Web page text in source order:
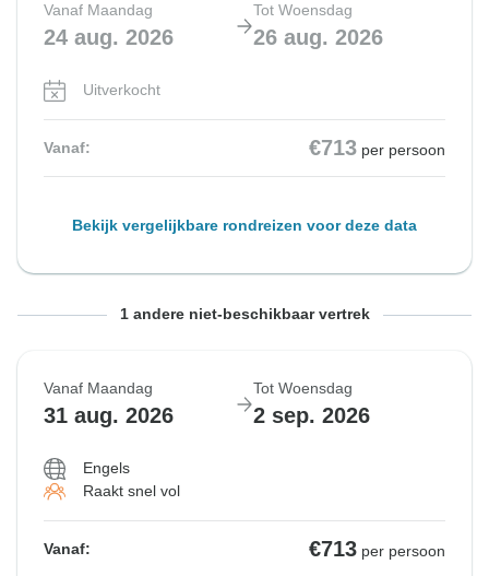
Vanaf Maandag
24 aug. 2026
Tot Woensdag
26 aug. 2026
Uitverkocht
Vanaf: €713 per persoon
Bekijk vergelijkbare rondreizen voor deze data
Vanaf Vrijdag Tot Zondag
Uitverkocht
1 andere niet-beschikbaar vertrek
Vanaf Maandag
31 aug. 2026
Tot Woensdag
2 sep. 2026
Engels
Raakt snel vol
Vanaf: €713 per persoon